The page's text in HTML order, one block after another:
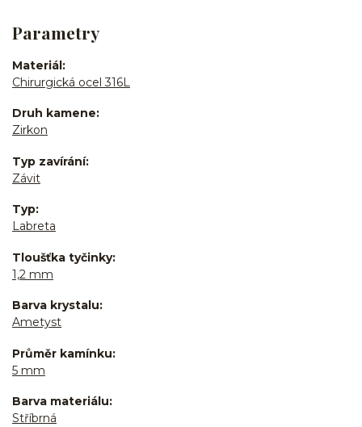
Parametry
Materiál
Chirurgická ocel 316L
Druh kamene
Zirkon
Typ zavírání
Závit
Typ
Labreta
Tloušťka tyčinky
1,2 mm
Barva krystalu
Ametyst
Průměr kamínku
5 mm
Barva materiálu
Stříbrná